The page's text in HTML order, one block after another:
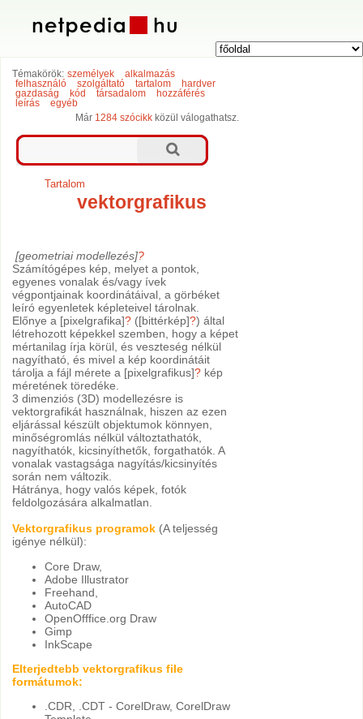
Témakörök: személyek
alkalmazás
felhasználó
szolgáltató tartalom
hardver
gazdaság
kód társadalom
hozzáférés
leírás
egyéb
Már 1284 szócikk közül válogathatsz.
Tartalom
vektorgrafikus
[geometriai modellezés]?
Számítógépes kép, melyet a pontok,
egyenes vonalak és/vagy ívek
végpontjainak koordinátáival, a görbéket
leíró egyenletek képleteivel tárolnak.
Előnye a [pixelgrafika]? ([bittérkép]?) által
létrehozott képekkel szemben, hogy a képet
mértanilag írja körül, és veszteség nélkül
nagyítható, és mivel a kép koordinátáit
tárolja a fájl mérete a [pixelgrafikus]? kép
méretének töredéke.
3 dimenziós (3D) modellezésre is
vektorgrafikát használnak, hiszen az ezen
eljárással készült objektumok könnyen,
minőségromlás nélkül változtathatók,
nagyíthatók, kicsinyíthetők, forgathatók. A
vonalak vastagsága nagyítás/kicsinyítés
során nem változik.
Hátránya, hogy valós képek, fotók
feldolgozására alkalmatlan.
Vektorgrafikus programok (A teljesség
igénye nélkül):
Core Draw,
Adobe Illustrator
Freehand,
AutoCAD
OpenOfffice.org Draw
Gimp
InkScape
Elterjedtebb vektorgrafikus file
formátumok:
.CDR, .CDT - CorelDraw, CorelDraw